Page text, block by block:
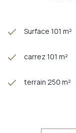
Surface 101 m²
carrez 101 m²
terrain 250 m²
séjour 30 m²